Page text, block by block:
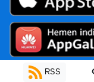
RSS